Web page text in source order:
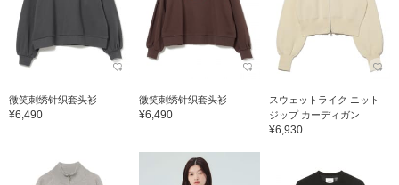
微笑刺绣针织套头衫
¥6,490
微笑刺绣针织套头衫
¥6,490
スウェットライク ニット
ジップ カーディガン
¥6,930